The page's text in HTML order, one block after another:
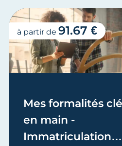
Mes formalités clé
en main -
Immatriculation
à partir de 91.67 €